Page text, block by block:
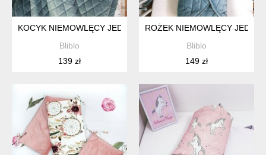
KOCYK NIEMOWLĘCY JEDZIE POCIĄG
Bliblo
139 zł
ROŻEK NIEMOWLĘCY
Bliblo
149 zł